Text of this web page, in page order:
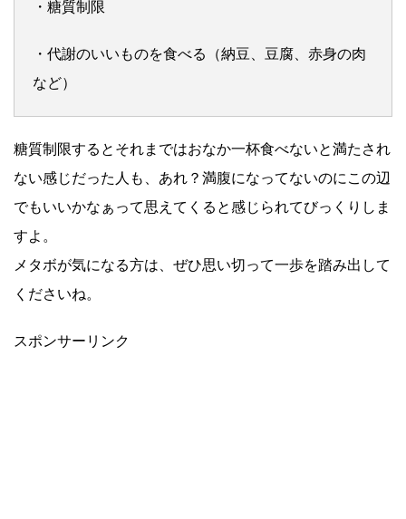
・糖質制限
・代謝のいいものを食べる（納豆、豆腐、赤身の肉
など）
糖質制限するとそれまではおなか一杯食べないと満たされ
ない感じだった人も、あれ？満腹になってないのにこの辺
でもいいかなぁって思えてくると感じられてびっくりしま
すよ。
メタボが気になる方は、ぜひ思い切って一歩を踏み出して
くださいね。
スポンサーリンク